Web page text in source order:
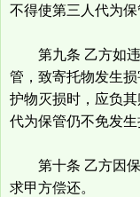
不得使第三人代为保
第九条 乙方如违
管，致寄托物发生
护物灭损时，应负
代为保管仍不免发
第十条 乙方因保
求甲方偿还。